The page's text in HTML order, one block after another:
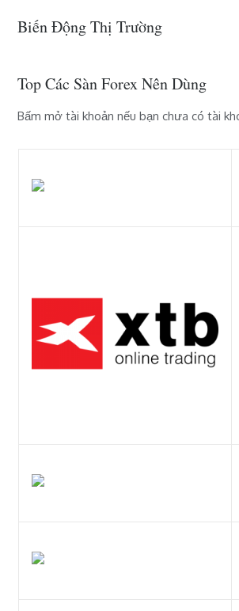
Biến Động Thị Trường
Top Các Sàn Forex Nên Dùng
Bấm mở tài khoản nếu bạn chưa có tài